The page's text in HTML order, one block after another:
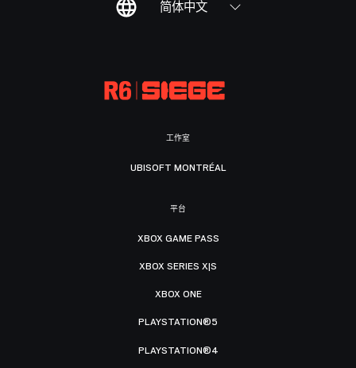
简体中文
工作室
UBISOFT MONTRÉAL
平台
XBOX GAME PASS
XBOX SERIES X|S
XBOX ONE
PLAYSTATION®5
PLAYSTATION®4